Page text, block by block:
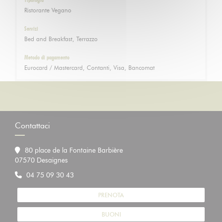
Ristorante Vegano
Servizi
Bed and Breakfast, Terrazzo
Metodo di pagamento
Eurocard / Mastercard, Contanti, Visa, Bancomat
Contattaci
80 place de la Fontaine Barbière
07570 Desaignes
04 75 09 30 43
PRENOTA
BUONI